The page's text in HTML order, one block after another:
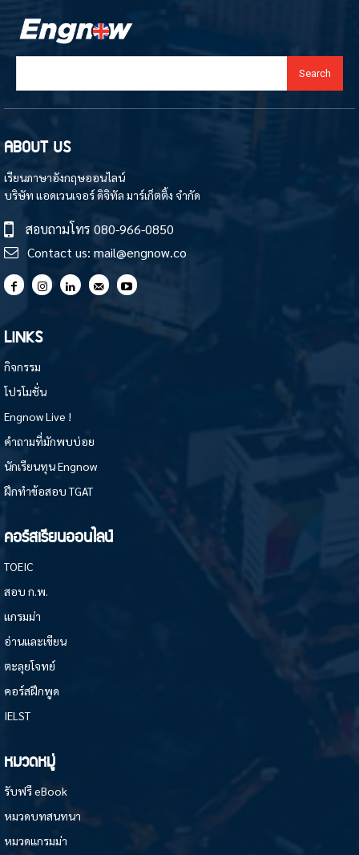
Search
ABOUT US
เรียนภาษาอังกฤษออนไลน์
บริษัท แอดเวนเจอร์ ดิจิทัล มาร์เก็ตติ้ง จำกัด
สอบถามโทร 080-966-0850
Contact us: mail@engnow.co
LINKS
กิจกรรม
โปรโมชั่น
Engnow Live !
คำถามที่มักพบบ่อย
นักเรียนทุน Engnow
ฝึกทำข้อสอบ TGAT
คอร์สเรียนออนไลน์
TOEIC
สอบ ก.พ.
แกรมม่า
อ่านและเขียน
ตะลุยโจทย์
คอร์สฝึกพูด
IELST
หมวดหมู่
รับฟรี eBook
หมวดบทสนทนา
หมวดแกรมม่า